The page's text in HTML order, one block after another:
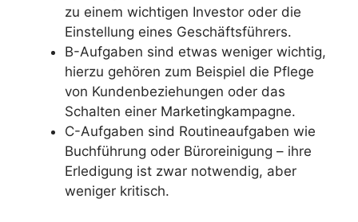
zu einem wichtigen Investor oder die
Einstellung eines Geschäftsführers.
B-Aufgaben sind etwas weniger wichtig,
hierzu gehören zum Beispiel die Pflege
von Kundenbeziehungen oder das
Schalten einer Marketingkampagne.
C-Aufgaben sind Routineaufgaben wie
Buchführung oder Büroreinigung – ihre
Erledigung ist zwar notwendig, aber
weniger kritisch.